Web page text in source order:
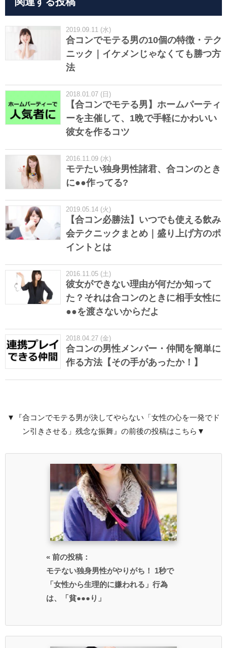
2019.09.11 (水)
合コンでモテる男の10個の特徴・テク
ニック｜イケメンじゃなくても勝つ方
法
2018.01.07 (日)
【合コンでモテる男】ホームパーティ
ーを主催して、1晩で手軽にかわいい
彼女を作るコツ
2016.11.09 (水)
モテたい独身男性諸君、合コンのとき
に●●作ってる?
2019.05.14 (火)
【合コン必勝法】いつでも使える飲み
会テクニックまとめ｜盛り上げ方のポ
イントとは
2016.11.05 (土)
彼女ができない理由が何だか知って
た？それは合コンのときに相手女性に
●●を渡さないからだよ
2018.04.27 (金)
合コンの男性メンバー・仲間を簡単に
作る方法【その手があったか！】
▼『合コンでモテる男が決してやらない「女性の心を一発でド
ン引きさせる」残念な振舞』の前後の投稿はこちら▼
« 前の投稿：
モテない独身男性がやりがち！ 1秒で
「女性から生理的に嫌われる」行為
は、「貧●●●り」